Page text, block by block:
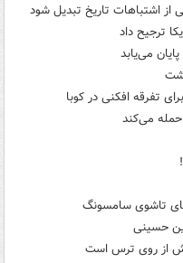
اشتباهات تاریخ تبدیل شود
ترجیح داد
می‌یابد
تفرقه افکنی در کوبا
تاشوی سامسونگ
حسینی
از روی ترس است